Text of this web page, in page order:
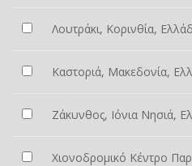
Λουτράκι, Κορινθία,
Καστοριά, Μακεδονία,
Ζάκυνθος, Ιόνια Νησιά,
Χιονοδρομικό Κέντρο